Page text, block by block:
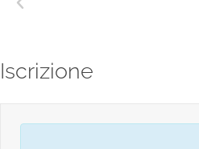
Iscrizione